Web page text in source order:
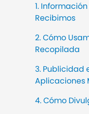
FAQs & Contact Us
1.
Recibimos
2. Cómo
Recopilada
3. Publicidad
Aplicaciones
4. Cómo